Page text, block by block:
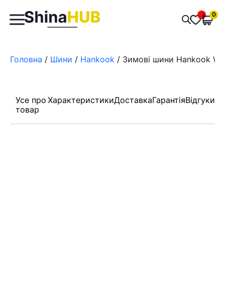
Пошук
товарів
0
Головна / Шини / Hankook / Зимові шини Hankook
Усе про
товар
ХарактеристикиДоставкаГарантіяВідгуки